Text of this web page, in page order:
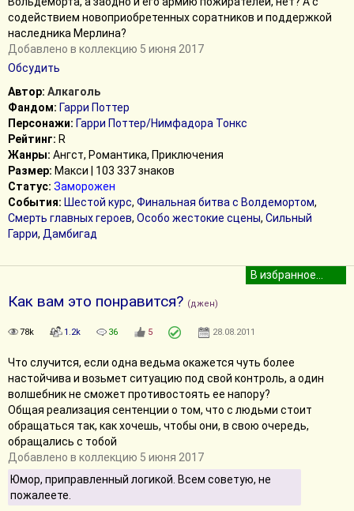
содействием новоприобретенных соратников и поддержкой
наследника Мерлина?
Добавлено в коллекцию 5 июня 2017
Обсудить
Автор: Алкаголь
Фандом: Гарри Поттер
Персонажи: Гарри Поттер/Нимфадора Тонкс
Рейтинг: R
Жанры: Ангст, Романтика, Приключения
Размер: Макси | 103 337 знаков
Статус: Заморожен
События: Шестой курс, Финальная битва с Волдемортом,
Смерть главных героев, Особо жестокие сцены, Сильный
Гарри, Дамбигад
Как вам это понравится? (джен)
78k 1.2k 36 5 28.08.2011
Что случится, если одна ведьма окажется чуть более
настойчива и возьмет ситуацию под свой контроль, а один
волшебник не сможет противостоять ее напору?
Общая реализация сентенции о том, что с людьми стоит
обращаться так, как хочешь, чтобы они, в свою очередь,
обращались с тобой
Добавлено в коллекцию 5 июня 2017
Юмор, приправленный логикой. Всем советую, не
пожалеете.